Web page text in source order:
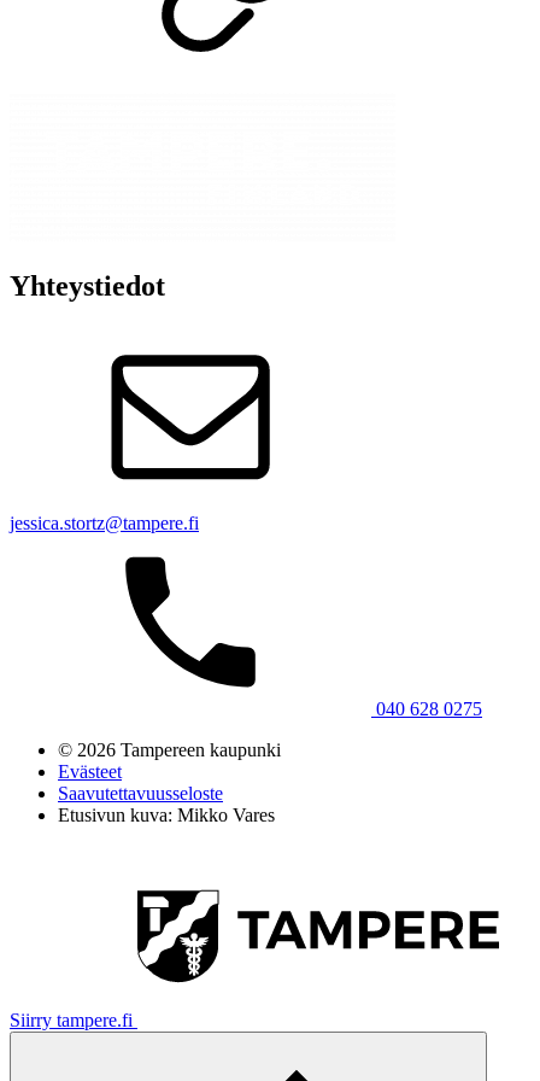
Yhteystiedot
jessica.stortz@tampere.fi
040 628 0275
© 2026 Tampereen kaupunki
Evästeet
Saavutettavuusseloste
Etusivun kuva: Mikko Vares
Siirry tampere.fi